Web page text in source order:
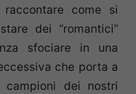
come si
dei “romantici”
sfociare in una
che porta a
dei nostri